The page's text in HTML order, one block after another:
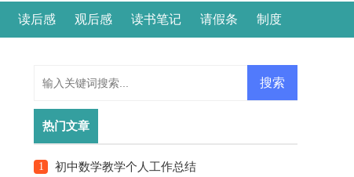
读后感 观后感 读书笔记 请假条 制度
热门文章
1 初中数学教学个人工作总结